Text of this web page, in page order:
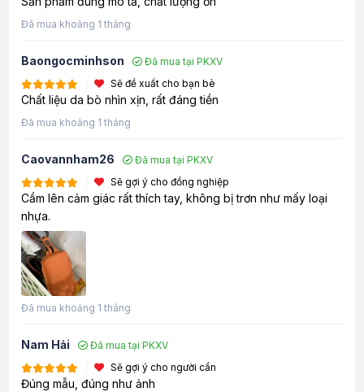
Đã mua khoảng 1 tháng
Baongocminhson
Đã mua tại PKXV
Sẽ đề xuất cho bạn bè
Chất liệu da bò nhìn xịn, rất đáng tiền
Đã mua khoảng 1 tháng
Caovannham26
Đã mua tại PKXV
Sẽ gợi ý cho đồng nghiệp
Cầm lên cảm giác rất thích tay, không bị trơn như mấy loại
nhựa.
Đã mua khoảng 1 tháng
Nam Hải
Đã mua tại PKXV
Sẽ gợi ý cho người cần
Đúng mẫu, đúng như ảnh